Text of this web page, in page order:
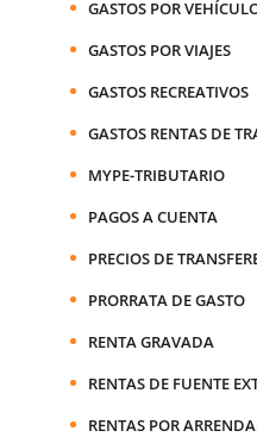
GASTOS POR
GASTOS POR VIAJES
GASTOS RECREATIVOS
GASTOS RENTAS DE
MYPE-TRIBUTARIO
PAGOS A CUENTA
PRECIOS DE
PRORRATA DE GASTO
RENTA GRAVADA
RENTAS DE FUENTE
RENTAS POR